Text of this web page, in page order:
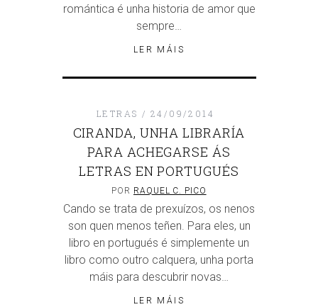
romántica é unha historia de amor que
sempre…
LER MÁIS
LETRAS 24/09/2014
CIRANDA, UNHA LIBRARÍA
PARA ACHEGARSE ÁS
LETRAS EN PORTUGUÉS
POR RAQUEL C. PICO
Cando se trata de prexuízos, os nenos
son quen menos teñen. Para eles, un
libro en portugués é simplemente un
libro como outro calquera, unha porta
máis para descubrir novas…
LER MÁIS